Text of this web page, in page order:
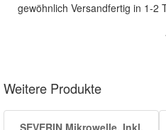
gewöhnlich Versandfertig in 1-2
Weitere Produkte
SEVERIN Mikrowelle, Inkl.